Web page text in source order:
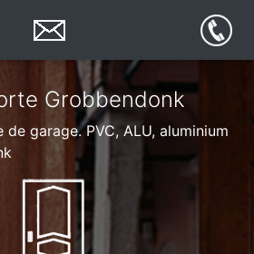
Grobbendonk
garage. PVC, ALU, aluminium